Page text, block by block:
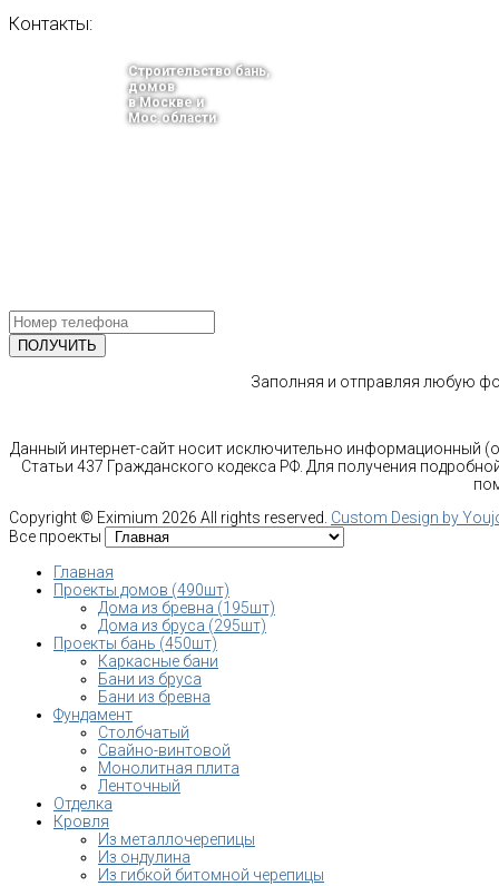
Контакты:
Строительство бань,
домов
в Москве и
Мос.области
Заполняя и отправляя любую
Данный интернет-сайт носит исключительно информационный
Статьи 437 Гражданского кодекса РФ. Для получения
Copyright © Eximium 2026 All rights reserved. Custom Design by
Все проекты
Главная
Проекты домов (490шт)
Дома из бревна (195шт)
Дома из бруса (295шт)
Проекты бань (450шт)
Каркасные бани
Бани из бруса
Бани из бревна
Фундамент
Столбчатый
Свайно-винтовой
Монолитная плита
Ленточный
Отделка
Кровля
Из металлочерепицы
Из ондулина
Из гибкой битомной черепицы